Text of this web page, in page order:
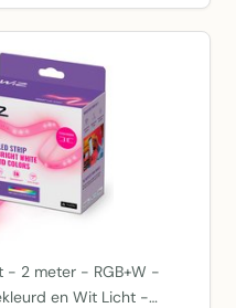
- 2 meter - RGB+W -
en Wit Licht -…